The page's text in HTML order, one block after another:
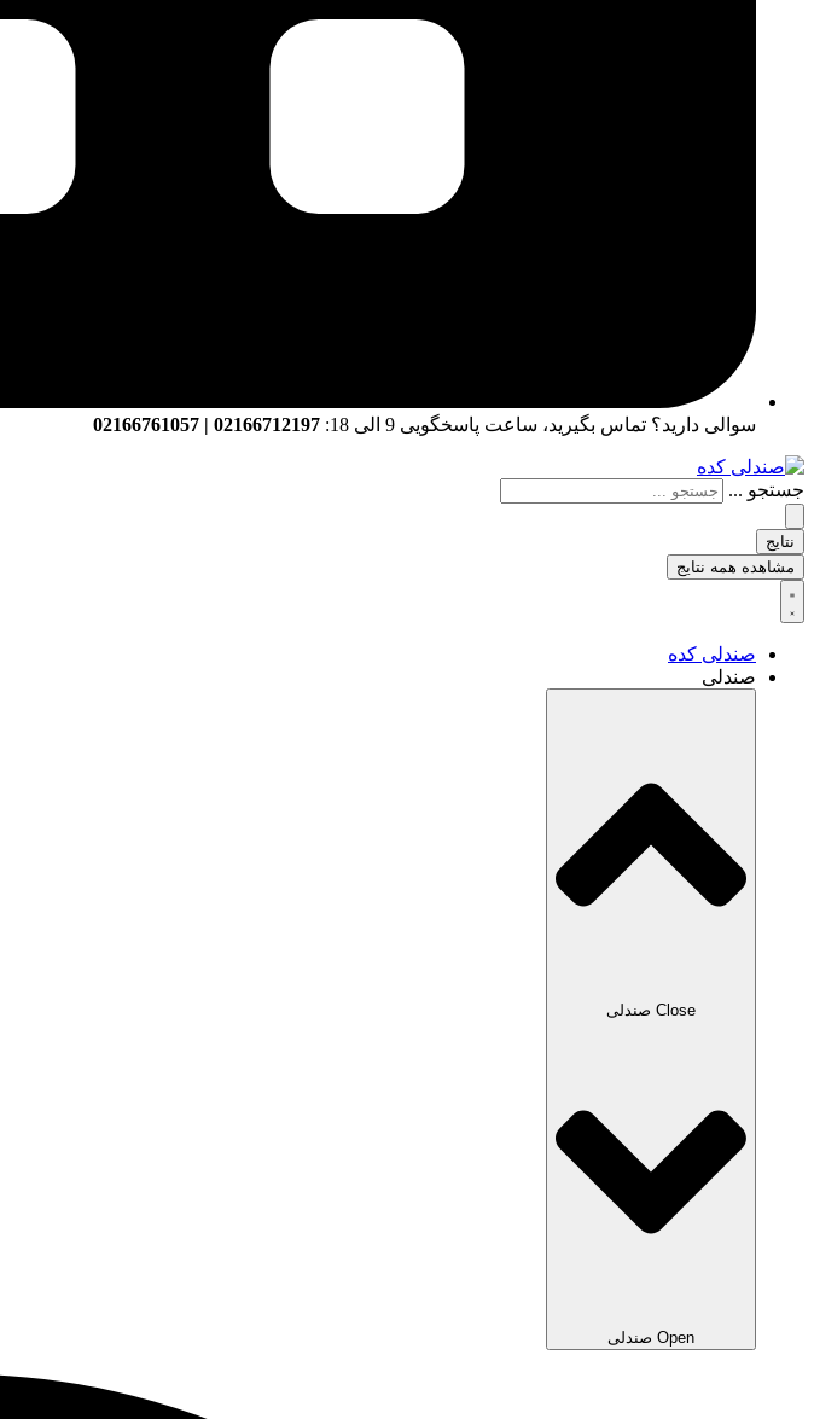
سوالی دارید؟ تماس بگیرید، ساعت پاسخگویی 9 الی 18:
جستجو ...
نتایج
مشاهده همه نتایج
صندلی کده
صندلی
Close صندلی
Open صندلی